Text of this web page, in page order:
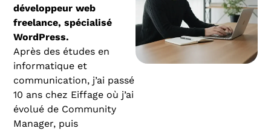
développeur web
freelance, spécialisé
WordPress.
Après des études en
informatique et
communication, j’ai passé
10 ans chez Eiffage où j’ai
évolué de Community
Manager, puis